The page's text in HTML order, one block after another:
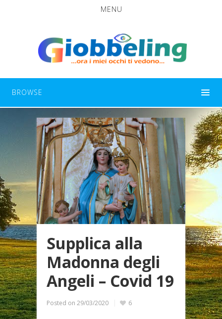
MENU
BROWSE
Supplica alla
Madonna degli
Angeli – Covid 19
Posted on 29/03/2020 6